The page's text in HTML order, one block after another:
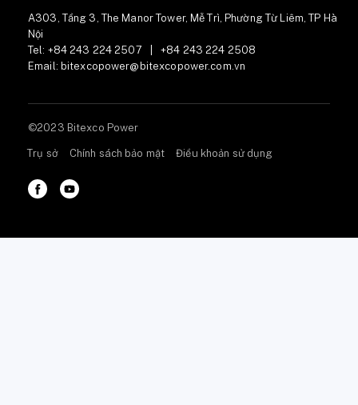
A303, Tầng 3, The Manor Tower, Mễ Trì, Phường Từ Liêm, TP Hà
Nội
Tel: +84 243 224 2507
+84 243 224 2508
Email: bitexcopower@bitexcopower.com.vn
©2023 Bitexco Power
Trụ sở Chính sách bảo mật Điều khoản sử dụng